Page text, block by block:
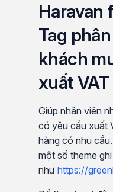
Haravan
Tag
khách
xuất VAT
Giúp nhân viên
có yêu cầu xuất
hàng có nhu
một số theme
như https://